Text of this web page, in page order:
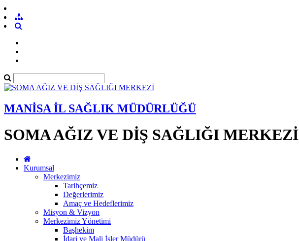
MANİSA İL SAĞLIK MÜDÜRLÜĞÜ
SOMA AĞIZ VE DİŞ SAĞLIĞI MERKEZİ
Kurumsal
Merkezimiz
Tarihçemiz
Değerlerimiz
Amaç ve Hedeflerimiz
Misyon & Vizyon
Merkezimiz Yönetimi
Başhekim
İdari ve Mali İşler Müdürü